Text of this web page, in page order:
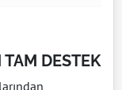
DESTEK